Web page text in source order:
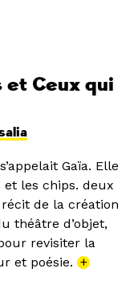
et Ceux qui
Gaïa. Elle
les chips. deux
de la création
théâtre d’objet,
revisiter la
et poésie. +